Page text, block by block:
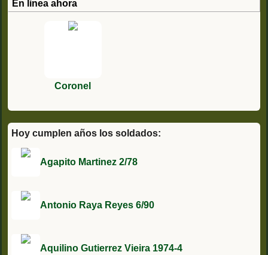
En linea ahora
Coronel
Hoy cumplen años los soldados:
Agapito Martinez 2/78
Antonio Raya Reyes 6/90
Aquilino Gutierrez Vieira 1974-4